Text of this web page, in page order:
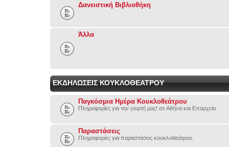
Δανειστική Βιβλιοθήκη
Άλλα
ΕΚΔΗΛΩΣΕΙΣ ΚΟΥΚΛΟΘΕΑΤΡΟΥ
Παγκόσμια Ημέρα Κουκλοθεάτρου
Πληροφορίες για την γιορτή μας! σε Αθήνα και Επαρχεία
Παραστάσεις
Πληροφορίες για παραστάσεις κουκλοθεάτρου.